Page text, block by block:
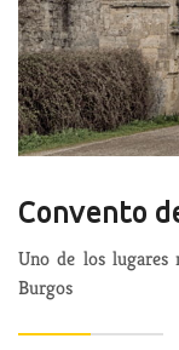
Convento
Uno de los lugares
Burgos